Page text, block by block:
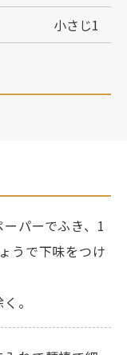
小さじ1
パーでふき、1
うで下味をつけ
。